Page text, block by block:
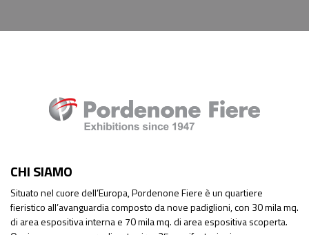
CHI SIAMO
Situato nel cuore dell’Europa, Pordenone Fiere è un quartiere
fieristico all’avanguardia composto da nove padiglioni, con 30 mila mq.
di area espositiva interna e 70 mila mq. di area espositiva scoperta.